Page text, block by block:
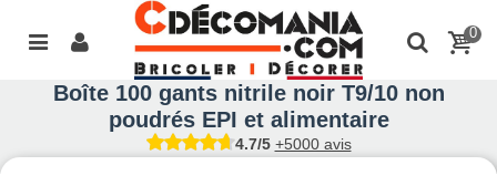
0
Boîte 100 gants nitrile noir T9/10 non
poudrés EPI et alimentaire
4.7/5 +5000 avis